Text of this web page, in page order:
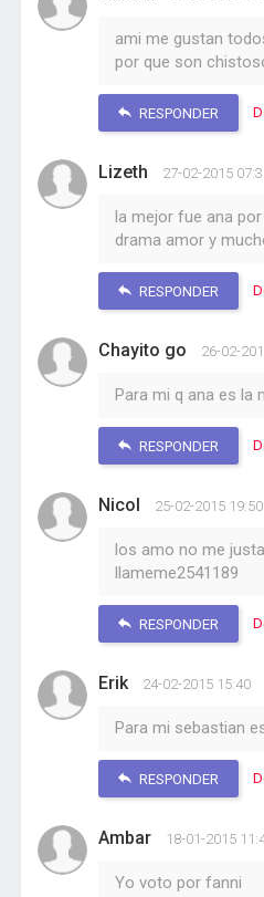
ami me gustan
por que son
RESPONDER
Lizeth 27-02-2015
la mejor fue ana
drama amor y
RESPONDER
Chayito go 26-02-
Para mi q ana es la
RESPONDER
Nicol 25-02-2015 19:50
los amo no me
llameme2541189
RESPONDER
Erik 24-02-2015 15:40
Para mi sebastian
RESPONDER
Ambar 18-01-2015
Yo voto por fanni